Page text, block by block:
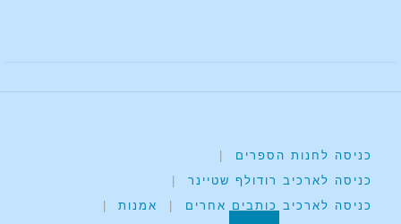
כניסה לחנות הספרים
|
כניסה לארכיב רודולף שטיינר
|
כניסה לארכיב כותבים אחרים
| אמנות |